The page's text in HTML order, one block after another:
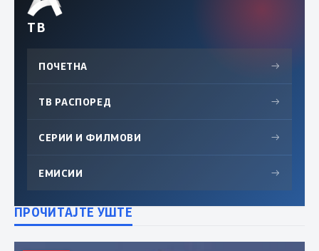
ТВ
ПОЧЕТНА →
ТВ РАСПОРЕД →
СЕРИИ И ФИЛМОВИ →
ЕМИСИИ →
ПРОЧИТАЈТЕ УШТЕ